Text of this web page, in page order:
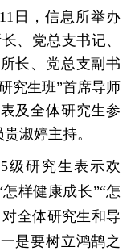
日，信息所举办
、党总支书记、
长、党总支副书
究生班”首席导师
及全体研究生参
淑婷主持。
级研究生表示欢
样健康成长”“怎
全体研究生和导
是要树立鸿鹄之